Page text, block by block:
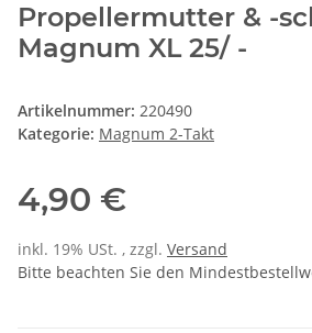
Propellermutter & -
Magnum XL 25/ -
Artikelnummer: 220490
Kategorie: Magnum 2-Takt
4,90 €
inkl. 19% USt. , zzgl. Versand
Bitte beachten Sie den